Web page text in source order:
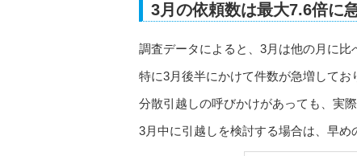
3月の依頼数は最大7.6倍に
調査データによると、3月は他の月に比
特に3月後半にかけて件数が急増してお
分散引越しの呼びかけがあっても、実
3月中に引越しを検討する場合は、早め